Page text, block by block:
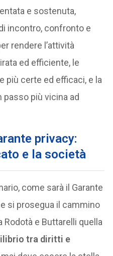
e sostenuta,
incontro, confronto e
rendere l’attività
ed efficiente, le
più certe ed efficaci, e la
più vicina ad
privacy:
e la società
come sarà il Garante
si prosegua il cammino
Rodotà e Buttarelli quella
tra diritti e